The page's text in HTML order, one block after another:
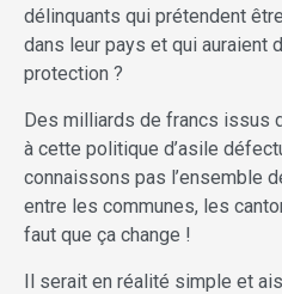
délinquants qui prétendent
dans leur pays et qui auraient
protection ?
Des milliards de francs issus
à cette politique d’asile
connaissons pas l’ensemble
entre les communes, les
faut que ça change !
Il serait en réalité simple et